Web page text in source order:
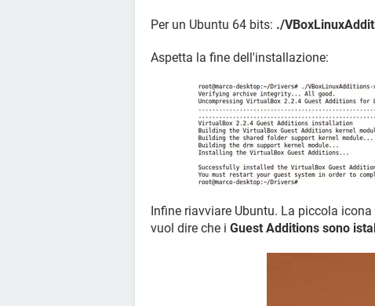
Per un Ubuntu 64 bits: ./
Aspetta la fine dell'installazione:
Infine riavviare Ubuntu. La piccola
vuol dire che i Guest Additions sono